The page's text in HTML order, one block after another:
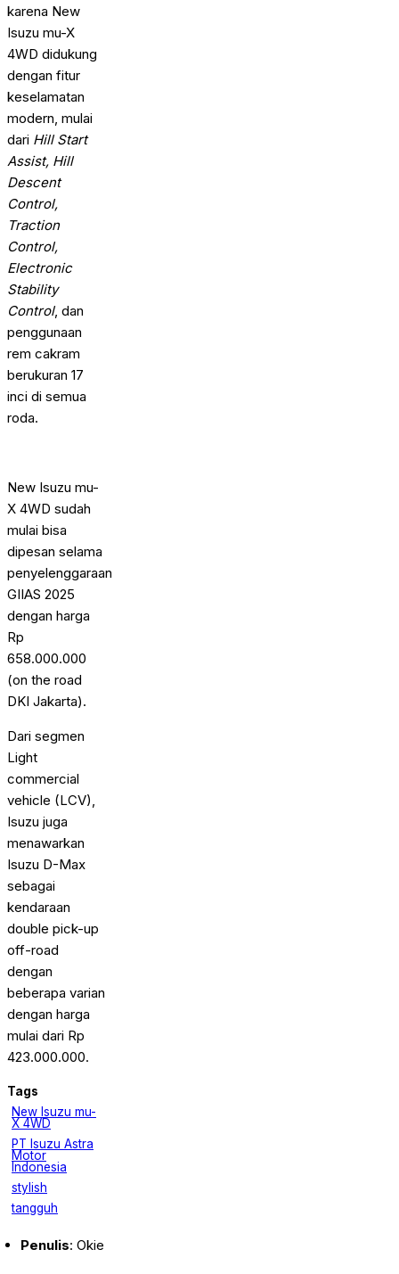
karena New
Isuzu mu-X
4WD didukung
dengan fitur
keselamatan
modern, mulai
dari Hill Start
Assist, Hill
Descent
Control,
Traction
Control,
Electronic
Stability
Control, dan
penggunaan
rem cakram
berukuran 17
inci di semua
roda.
New Isuzu mu-
X 4WD sudah
mulai bisa
dipesan selama
penyelenggaraan
GIIAS 2025
dengan harga
Rp
658.000.000
(on the road
DKI Jakarta).
Dari segmen
Light
commercial
vehicle (LCV),
Isuzu juga
menawarkan
Isuzu D-Max
sebagai
kendaraan
double pick-up
off-road
dengan
beberapa varian
dengan harga
mulai dari Rp
423.000.000.
Tags
New Isuzu mu-
X 4WD
PT Isuzu Astra
Motor
Indonesia
stylish
tangguh
Penulis: Okie